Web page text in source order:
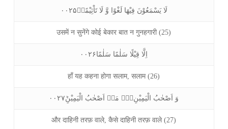
لَا يَسْمَعُوْنَ فِيْهَا لَغْوًا وَّ لَا تَاْثِيْمًاۙ۰۰۲۵
उसमें न सुनेंगे कोई बेकार बात न गुनहगारी (25)
اِلَّا قِيْلًا سَلٰمًا سَلٰمًا۰۰۲۶
हाँ यह कहना होगा सलाम, सलाम (26)
وَ اَصْحٰبُ الْيَمِيْنِ١ۙ۬ مَاۤ اَصْحٰبُ الْيَمِيْنِؕ۰۰۲۷
और दाहिनी तरफ़ वाले, कैसे दाहिनी तरफ़ वाले (27)